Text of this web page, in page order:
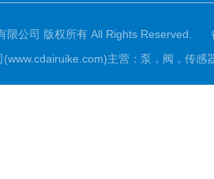
公司 版权所有 All Rights Reserved.
主营：泵，阀，传